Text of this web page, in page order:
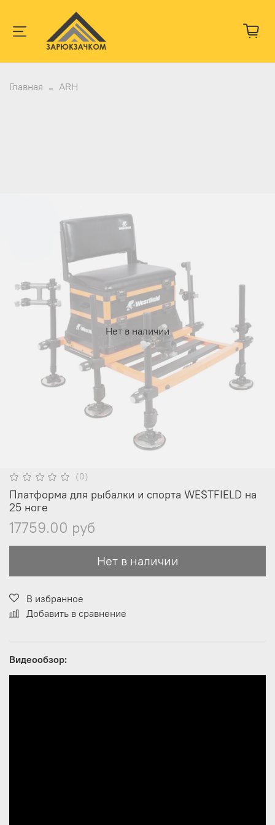
Главная ARH
Нет в наличии
(0)
Платформа для рыбалки и спорта WESTFIELD на
25 ноге
17759.00 руб
Нет в наличии
В избранное
Добавить в сравнение
Видеообзор: